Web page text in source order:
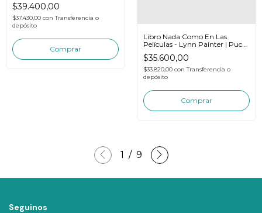
$39.400,00
$37.430,00 con Transferencia o
depósito
Libro Nada Como En Las
Películas - Lynn Painter | Puck
2025
$35.600,00
$33.820,00 con Transferencia o
depósito
1 / 9
Seguinos